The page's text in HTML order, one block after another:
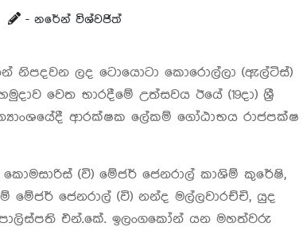
- නරේන් විශ්වජිත්
නිපදවන ලද ටොයොටා කොරොල්ලා (ඇල්ටිස්)
වෙත භාරදීමේ උත්සවය ඊයේ (19දා) ශ්‍රී
ආරක්ෂක ලේකම් ගෝඨාභය රාජපක්ෂ
කොමසාරිස් (වි) මේජර් ජෙනරාල් කාශිම් කුරේෂි,
මේජර් ජෙනරාල් (වි) නන්ද මල්ලවාරච්චි, යුද
එන්.කේ. ඉලංගකෝන් යන මහත්වරු